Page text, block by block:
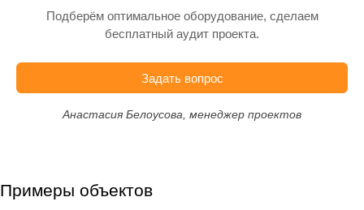
Подберём оптимальное оборудование, сделаем
бесплатный аудит проекта.
Задать вопрос
Анастасия Белоусова, менеджер проектов
Примеры объектов